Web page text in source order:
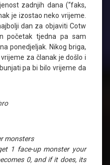
zadnjih dana (“faks,
je izostao neko vrijeme.
dan za objaviti Cotw
početak tjedna pa sam
ponedjeljak. Nikog briga,
za članak je došlo i
pa bi bilo vrijeme da
monsters
1 face-up monster your
0, and if it does, its